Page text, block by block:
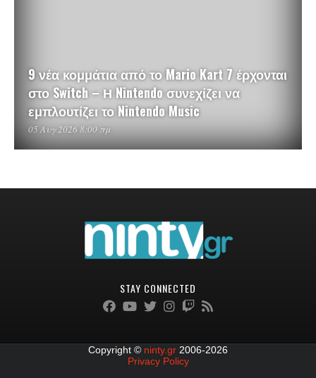
9 νέα κομμάτια από το Mario Kart 7 έρχονται
στο Switch – Η Nintendo συνεχίζει να
εμπλουτίζει το Nintendo Music
05 Αυγ 2026 8:00 πμ
STAY CONNECTED
Copyright © ninty.gr 2006-2026
Privacy Policy